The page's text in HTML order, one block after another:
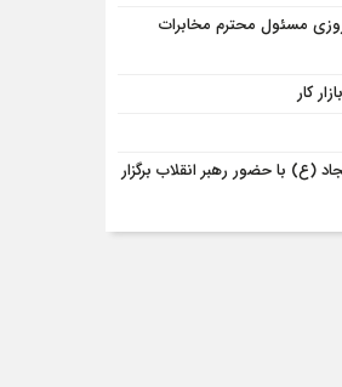
مسئول محترم مخابرات
کار
(ع) با حضور رهبر انقلاب برگزار